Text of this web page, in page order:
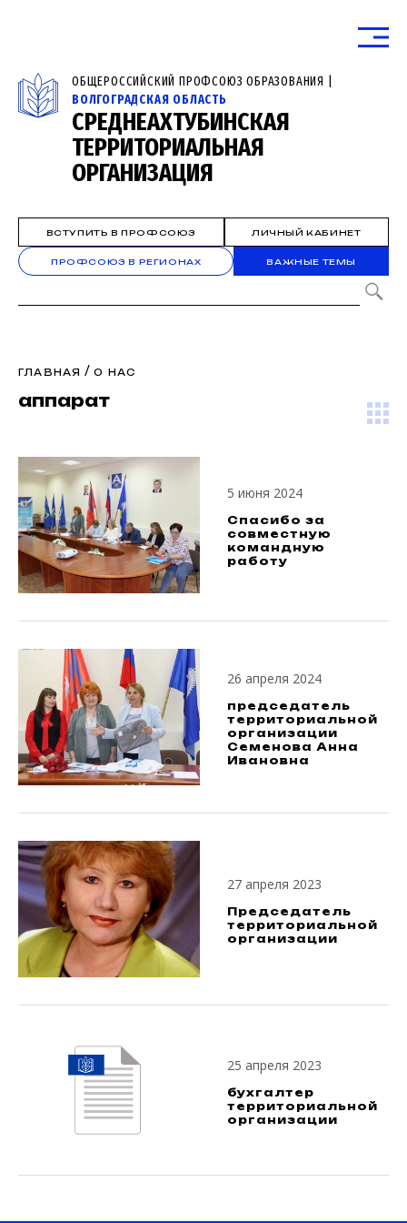
ОБЩЕРОССИЙСКИЙ ПРОФСОЮЗ ОБРАЗОВАНИЯ |
ВОЛГОГРАДСКАЯ ОБЛАСТЬ
СРЕДНЕАХТУБИНСКАЯ
ТЕРРИТОРИАЛЬНАЯ
ОРГАНИЗАЦИЯ
ВСТУПИТЬ В ПРОФСОЮЗ ЛИЧНЫЙ КАБИНЕТ
ПРОФСОЮЗ В РЕГИОНАХ ВАЖНЫЕ ТЕМЫ
ГЛАВНАЯ /О НАС
аппарат
5 июня 2024
Спасибо за
совместную
командную
работу
26 апреля 2024
председатель
территориальной
организации
Семенова Анна
Ивановна
27 апреля 2023
Председатель
территориальной
организации
25 апреля 2023
бухгалтер
территориальной
организации